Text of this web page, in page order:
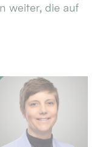
weiter, die auf